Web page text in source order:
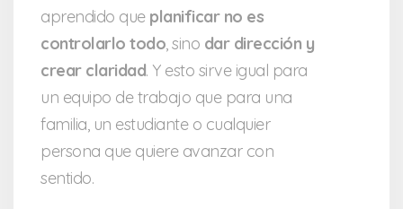
aprendido que planificar no es
controlarlo todo, sino dar dirección y
crear claridad. Y esto sirve igual para
un equipo de trabajo que para una
familia, un estudiante o cualquier
persona que quiere avanzar con
sentido.